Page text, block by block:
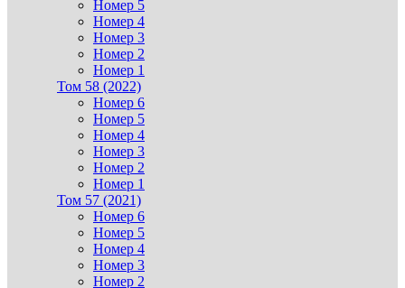
Номер 5
Номер 4
Номер 3
Номер 2
Номер 1
Том 58 (2022)
Номер 6
Номер 5
Номер 4
Номер 3
Номер 2
Номер 1
Том 57 (2021)
Номер 6
Номер 5
Номер 4
Номер 3
Номер 2